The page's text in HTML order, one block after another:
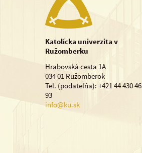
Katolícka univerzita v
Ružomberku
Hrabovská cesta 1A
034 01 Ružomberok
Tel. (podateľňa): +421 44 430 46
93
info@ku.sk